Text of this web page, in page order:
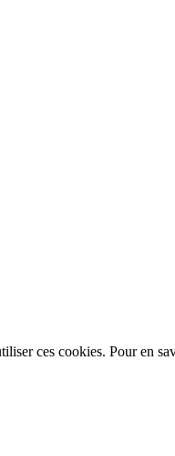
ces cookies. Pour en